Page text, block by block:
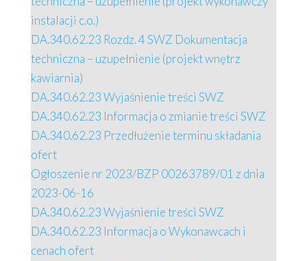
instalacji c.o.)
DA.340.62.23 Rozdz. 4 SWZ Dokumentacja
techniczna – uzupełnienie (projekt wnętrz
kawiarnia)
DA.340.62.23 Wyjaśnienie treści SWZ
DA.340.62.23 Informacja o zmianie treści SWZ
DA.340.62.23 Przedłużenie terminu składania
ofert
Ogłoszenie nr 2023/BZP 00263789/01 z dnia
2023-06-16
DA.340.62.23 Wyjaśnienie treści SWZ
DA.340.62.23 Informacja o Wykonawcach i
cenach ofert